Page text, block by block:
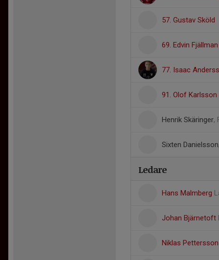
57. Gustav Sköld
69. Edvin Fjällman
77. Isaac
91. Olof Karlsson
Henrik Skäringer,
Sixten Danielsson
Ledare
Hans Malmberg
Johan Bjärnetoft
Niklas Pettersson